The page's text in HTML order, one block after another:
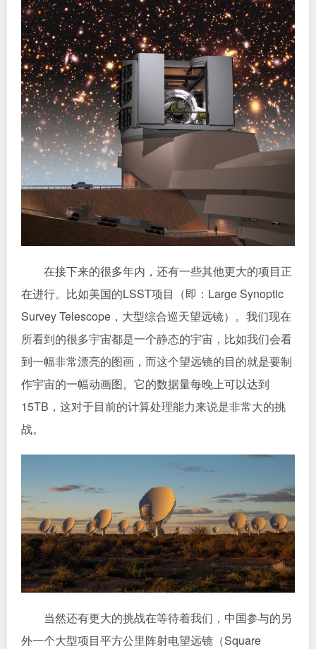
在接下来的很多年内，还有一些其他更大的项目正
在进行。比如美国的LSST项目（即：Large Synoptic
Survey Telescope，大型综合巡天望远镜）。我们现在
所看到的很多宇宙都是一个静态的宇宙，比如我们会看
到一幅非常漂亮的图画，而这个望远镜的目的就是要制
作宇宙的一幅动画图。它的数据量每晚上可以达到
15TB，这对于目前的计算处理能力来说是非常大的挑
战。
当然还有更大的挑战在等待着我们，中国参与的另
外一个大型项目平方公里阵射电望远镜（Square